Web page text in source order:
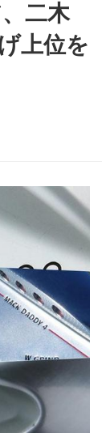
二木
上位を